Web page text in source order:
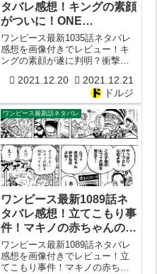
タバレ感想！キングの素顔
がついに！ONE
PIECE1036話予想
ワンピース最新1035話ネタバレ
感想を画像付きでレビュー！キ
ングの素顔が遂に判明？衝撃の
2021.12.20
2021.12.21
ドルジ
ワンピース最新話ネタバレ
ワンピース最新1089話ネ
タバレ感想！立てこもり事
件！マキノの赤ちゃんの正
体は？エニエス・ロビーの
秘密が？
ワンピース最新1089話ネタバレ
感想を画像付きでレビュー！立
てこもり事件！マキノの赤ちゃ